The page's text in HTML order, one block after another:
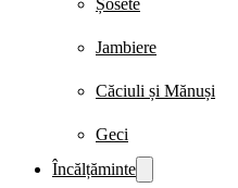
Șosete
Jambiere
Căciuli și Mănuși
Geci
Încălțăminte